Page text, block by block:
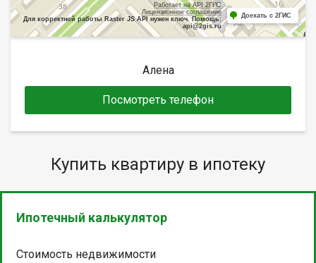
Работает на API 2ГИС
Лицензионное соглашение
Для корректной работы Raster JS API нужен ключ. Помощь:
api@2gis.ru
Доехать с 2ГИС
Алена
Посмотреть телефон
Купить квартиру в ипотеку
Ипотечный калькулятор
Стоимость недвижимости